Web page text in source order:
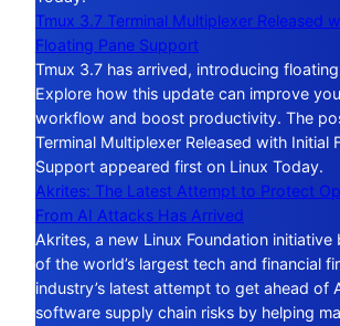
Tmux 3.7 Terminal Multiplexer Released
Floating Pane Support
Tmux 3.7 has arrived, introducing
Explore how this update can improve
workflow and boost productivity. The
Terminal Multiplexer Released with Initial
Support appeared first on Linux Today.
Akrites: The Latest Attempt to Protect
From AI Attacks Has Arrived
Akrites, a new Linux Foundation
of the world’s largest tech and financial
industry’s latest attempt to get ahead of
software supply chain risks by helping